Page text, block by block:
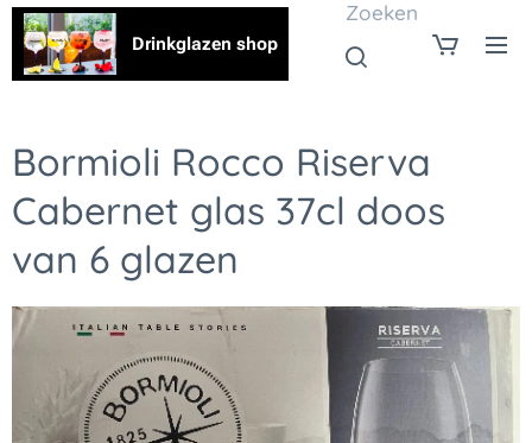
Drinkglazen shop
Zoeken
Bormioli Rocco Riserva
Cabernet glas 37cl doos
van 6 glazen